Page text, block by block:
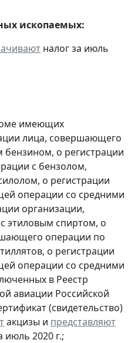
ископаемых:
налог за июль
имеющих
лица, совершающего
о регистрации
с бензолом,
о регистрации
операции со средними
организации,
этиловым спиртом, о
операции по
о регистрации
операции со средними
в Реестр
авиации Российской
(свидетельство)
акцизы и представляют
июль 2020 г.;